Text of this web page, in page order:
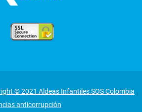
© 2021 Aldeas Infantiles SOS Colombia
anticorrupción